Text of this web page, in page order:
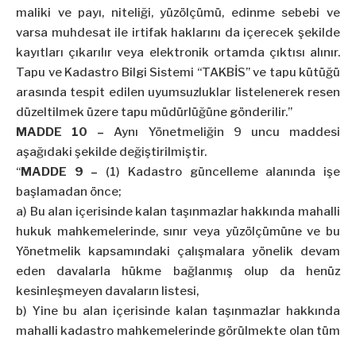
maliki ve payı, niteliği, yüzölçümü, edinme sebebi ve
varsa muhdesat ile irtifak haklarını da içerecek şekilde
kayıtları çıkarılır veya elektronik ortamda çıktısı alınır.
Tapu ve Kadastro Bilgi Sistemi “TAKBİS” ve tapu kütüğü
arasında tespit edilen uyumsuzluklar listelenerek resen
düzeltilmek üzere tapu müdürlüğüne gönderilir.”
MADDE 10 –Aynı Yönetmeliğin 9 uncu maddesi
aşağıdaki şekilde değiştirilmiştir.
“MADDE 9 – (1) Kadastro güncelleme alanında işe
başlamadan önce;
a) Bu alan içerisinde kalan taşınmazlar hakkında mahalli
hukuk mahkemelerinde, sınır veya yüzölçümüne ve bu
Yönetmelik kapsamındaki çalışmalara yönelik devam
eden davalarla hükme bağlanmış olup da henüz
kesinleşmeyen davaların listesi,
b) Yine bu alan içerisinde kalan taşınmazlar hakkında
mahalli kadastro mahkemelerinde görülmekte olan tüm